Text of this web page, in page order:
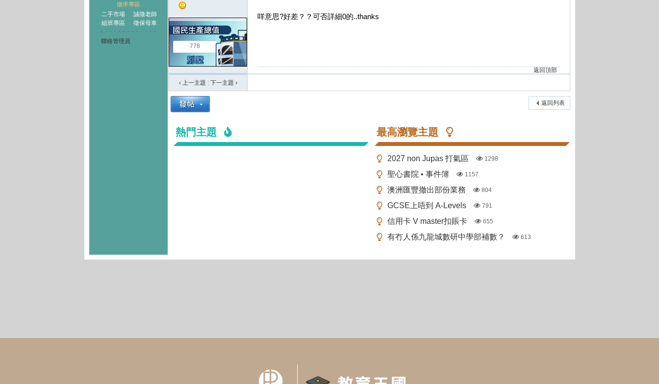
徵求專區
二手市場
誠徵老師
組班專區
徵保母車
聯絡管理員
778
咩意思?好差？？可否詳細0的..thanks
返回頂部
‹ 上一主題
下一主題 ›
返回列表
熱門主題 最高瀏覽主題
2027 non Jupas 打氣區 1298
聖心書院 • 事件簿 1157
澳洲匯豐撤出部份業務 804
GCSE上唔到 A-Levels 791
信用卡 V master扣賬卡 655
有冇人係九龍城數研中學部補數？ 613